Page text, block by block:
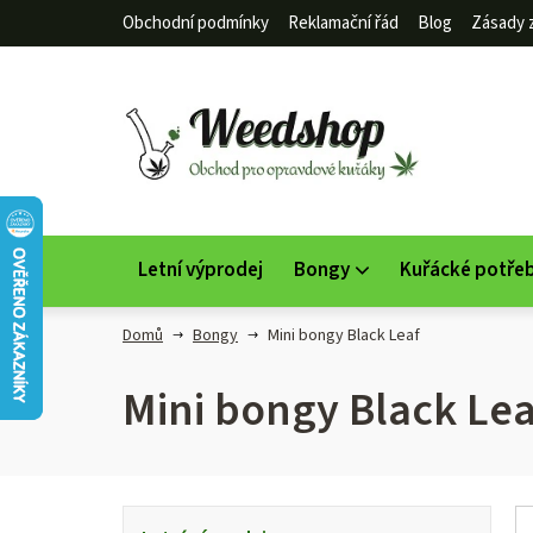
Obchodní podmínky Reklamační řád Blog Zásady
Letní výprodej Bongy Kuřácké
Domů Bongy Mini bongy Black Leaf
Mini bongy Black
K